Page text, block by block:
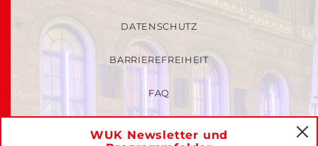
WUK Newsletter und
DATENSCHUTZ
BARRIEREFREIHEIT
FAQ